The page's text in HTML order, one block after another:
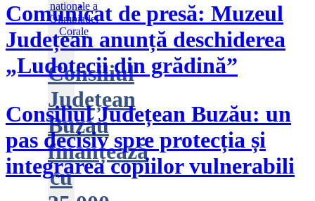
Consiliul
Județean
Buzău
finanțează
cu
Comunicat de presă: Muzeul
Județean anunță deschiderea
„Ludotecii din grădină”
Consiliul Județean Buzău: un
pas decisiv spre protecția și
integrarea copiilor vulnerabili